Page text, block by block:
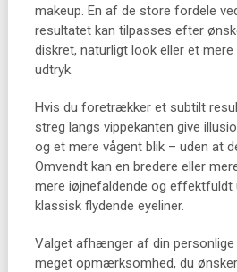
makeup. En af de store fordele
resultatet kan tilpasses efter
diskret, naturligt look eller et
udtryk.
Hvis du foretrækker et subtilt
streg langs vippekanten give
og et mere vågent blik – uden at
Omvendt kan en bredere eller
mere iøjnefaldende og effektfuldt
klassisk flydende eyeliner.
Valget afhænger af din
meget opmærksomhed, du